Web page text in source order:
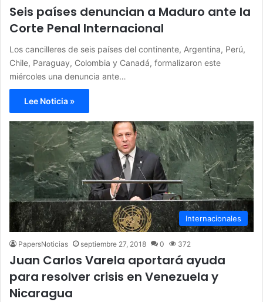
Seis países denuncian a Maduro ante la
Corte Penal Internacional
Los cancilleres de seis países del continente, Argentina, Perú,
Chile, Paraguay, Colombia y Canadá, formalizaron este
miércoles una denuncia ante…
Lee Noticia »
Internacionales
PapersNoticias septiembre 27, 2018 0 372
Juan Carlos Varela aportará ayuda
para resolver crisis en Venezuela y
Nicaragua